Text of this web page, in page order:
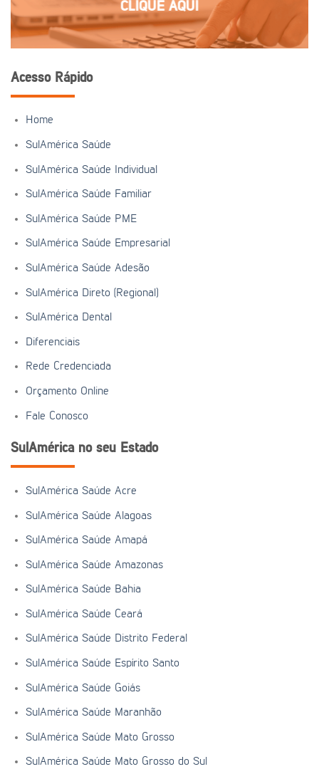
CLIQUE AQUI
Acesso Rápido
Home
SulAmérica Saúde
SulAmérica Saúde Individual
SulAmérica Saúde Familiar
SulAmérica Saúde PME
SulAmérica Saúde Empresarial
SulAmérica Saúde Adesão
SulAmérica Direto (Regional)
SulAmérica Dental
Diferenciais
Rede Credenciada
Orçamento Online
Fale Conosco
SulAmérica no seu Estado
SulAmérica Saúde Acre
SulAmérica Saúde Alagoas
SulAmérica Saúde Amapá
SulAmérica Saúde Amazonas
SulAmérica Saúde Bahia
SulAmérica Saúde Ceará
SulAmérica Saúde Distrito Federal
SulAmérica Saúde Espírito Santo
SulAmérica Saúde Goiás
SulAmérica Saúde Maranhão
SulAmérica Saúde Mato Grosso
SulAmérica Saúde Mato Grosso do Sul